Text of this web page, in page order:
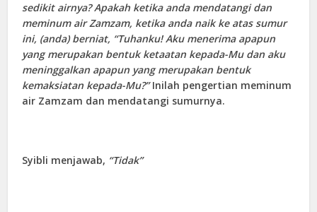
sedikit airnya? Apakah ketika anda mendatangi dan
meminum air Zamzam, ketika anda naik ke atas sumur
ini, (anda) berniat, “Tuhanku! Aku menerima apapun
yang merupakan bentuk ketaatan kepada-Mu dan aku
meninggalkan apapun yang merupakan bentuk
kemaksiatan kepada-Mu?”Inilah pengertian meminum
air Zamzam dan mendatangi sumurnya.
Syibli menjawab, “Tidak”